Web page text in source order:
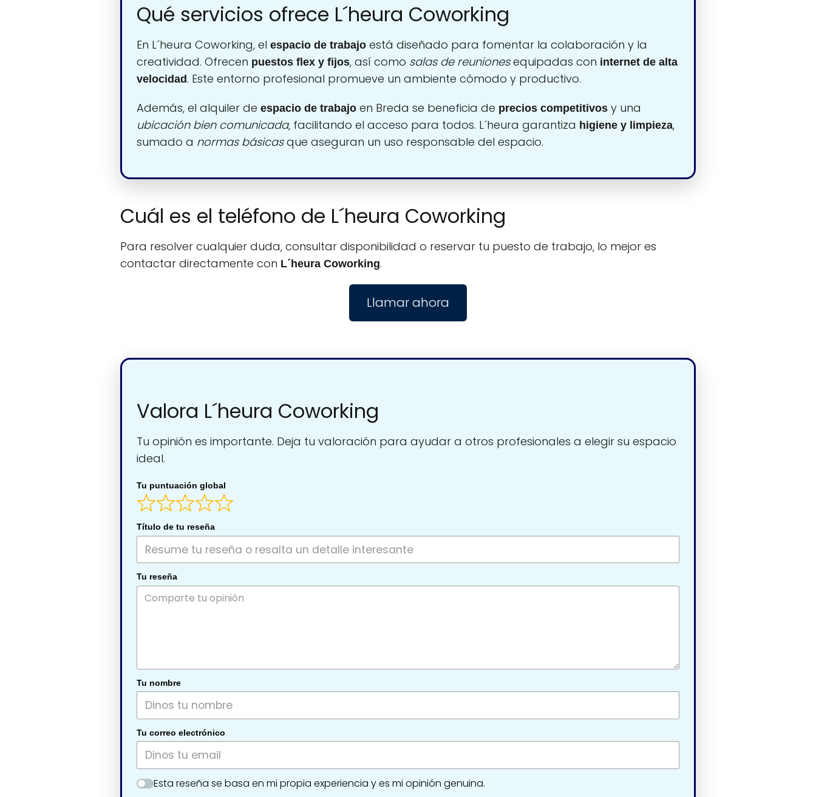
Qué servicios ofrece L´heura Coworking
En L´heura Coworking, el espacio de trabajo está diseñado para fomentar la colaboración y la
creatividad. Ofrecen puestos flex y fijos, así como salas de reunionesequipadas con internet de alta
velocidad. Este entorno profesional promueve un ambiente cómodo y productivo.
Además, el alquiler de espacio de trabajo en Breda se beneficia de precios competitivos y una
ubicación bien comunicada, facilitando el acceso para todos. L´heura garantiza higiene y limpieza,
sumado a normas básicasque aseguran un uso responsable del espacio.
Cuál es el teléfono de L´heura Coworking
Para resolver cualquier duda, consultar disponibilidad o reservar tu puesto de trabajo, lo mejor es
contactar directamente con L´heura Coworking.
Llamar ahora
Valora L´heura Coworking
Tu opinión es importante. Deja tu valoración para ayudar a otros profesionales a elegir su espacio
ideal.
Tu puntuación global
Título de tu reseña
Tu reseña
Tu nombre
Tu correo electrónico
Esta reseña se basa en mi propia experiencia y es mi opinión genuina.